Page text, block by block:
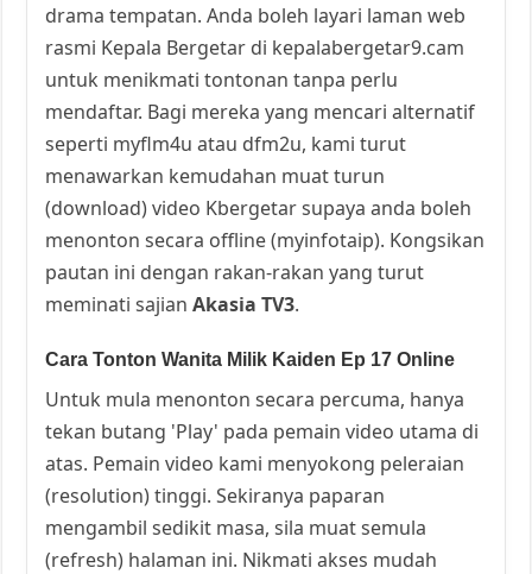
drama tempatan. Anda boleh layari laman web
rasmi Kepala Bergetar di kepalabergetar9.cam
untuk menikmati tontonan tanpa perlu
mendaftar. Bagi mereka yang mencari alternatif
seperti myflm4u atau dfm2u, kami turut
menawarkan kemudahan muat turun
(download) video Kbergetar supaya anda boleh
menonton secara offline (myinfotaip). Kongsikan
pautan ini dengan rakan-rakan yang turut
meminati sajianAkasia TV3.
Cara Tonton Wanita Milik Kaiden Ep 17 Online
Untuk mula menonton secara percuma, hanya
tekan butang 'Play' pada pemain video utama di
atas. Pemain video kami menyokong peleraian
(resolution) tinggi. Sekiranya paparan
mengambil sedikit masa, sila muat semula
(refresh) halaman ini. Nikmati akses mudah